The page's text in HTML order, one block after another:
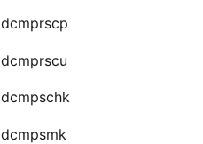
dcmprscp
dcmprscu
dcmpschk
dcmpsmk